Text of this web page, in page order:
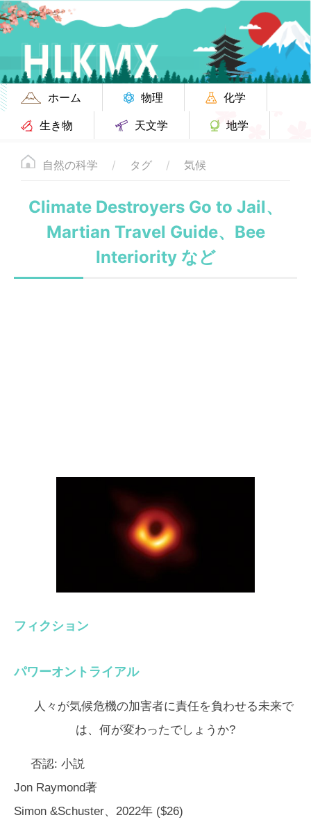
ホーム 物理
化学
生き物
天文学 地学
自然の科学 タグ 気候
Climate Destroyers Go to Jail、
Martian Travel Guide、Bee
Interiority など
フィクション
パワーオントライアル
人々が気候危機の加害者に責任を負わせる未来で
は、何が変わったでしょうか?
否認: 小説
Jon Raymond著
Simon &Schuster、2022年 ($26)